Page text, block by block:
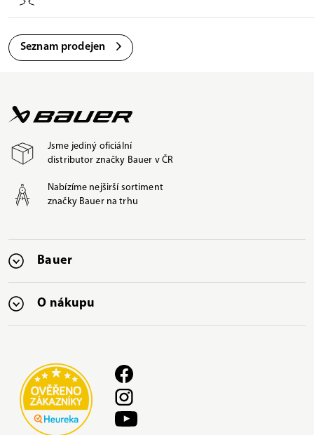
Seznam prodejen
Jsme jediný oficiální
distributor značky Bauer v ČR
Nabízíme nejširší sortiment
značky Bauer na trhu
Bauer
O nákupu